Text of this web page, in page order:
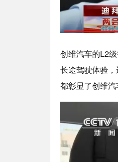
创维汽车的L2
长途驾驶体验
都彰显了创维汽